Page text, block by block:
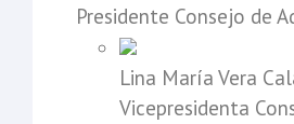
Presidente Consejo de
Lina María Vera
Vicepresidenta